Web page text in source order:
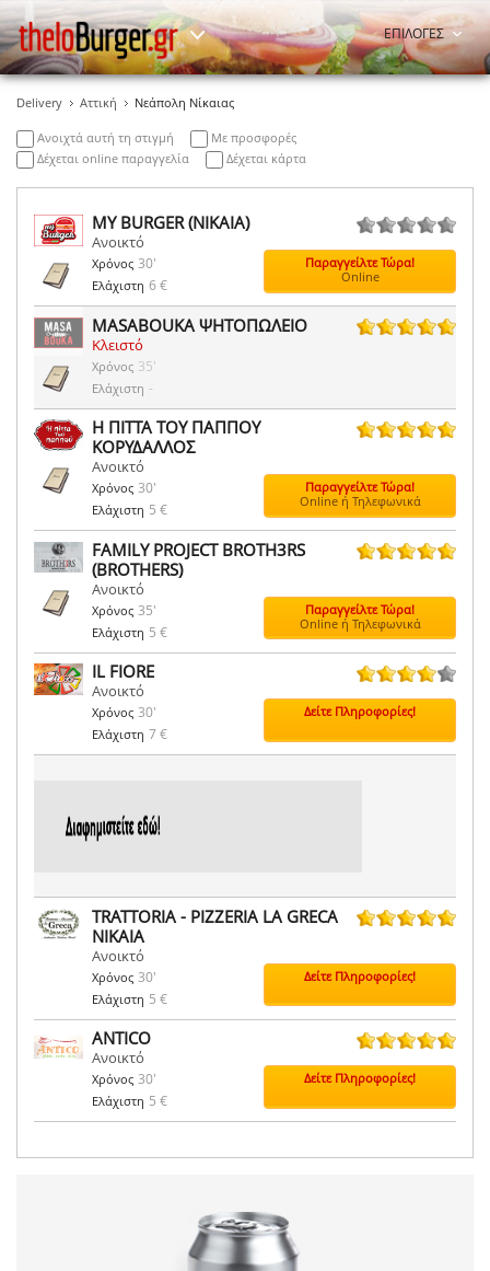
ΕΠΙΛΟΓΕΣ
Delivery Αττική Νεάπολη Νίκαιας
Ανοιχτά αυτή τη στιγμή
Με προσφορές
Δέχεται online παραγγελία
Δέχεται κάρτα
MY BURGER (ΝΙΚΑΙΑ)
Ανοικτό
Χρόνος 30'
Ελάχιστη 6 €
Παραγγείλτε Τώρα!
Online
MASABOUKA ΨΗΤΟΠΩΛΕΙΟ
Κλειστό
Χρόνος 35'
Ελάχιστη -
Η ΠΙΤΤΑ ΤΟΥ ΠΑΠΠΟΥ
ΚΟΡΥΔΑΛΛΟΣ
Ανοικτό
Χρόνος 30'
Ελάχιστη 5 €
Παραγγείλτε Τώρα!
Online ή Τηλεφωνικά
FAMILY PROJECT BROTH3RS
(BROTHERS)
Ανοικτό
Χρόνος 35'
Ελάχιστη 5 €
Παραγγείλτε Τώρα!
Online ή Τηλεφωνικά
IL FIORE
Ανοικτό
Χρόνος 30'
Ελάχιστη 7 €
Δείτε Πληροφορίες!
TRATTORIA - PIZZERIA LA GRECA
ΝΙΚΑΙΑ
Ανοικτό
Χρόνος 30'
Ελάχιστη 5 €
Δείτε Πληροφορίες!
ANTICO
Ανοικτό
Χρόνος 30'
Ελάχιστη 5 €
Δείτε Πληροφορίες!